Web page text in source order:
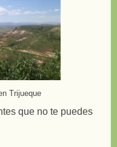
Trijueque
que no te puedes